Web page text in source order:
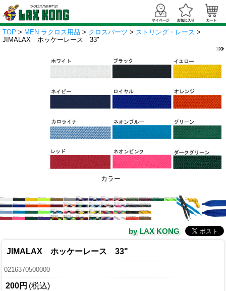
TOP > MEN ラクロス用品 > クロスパーツ > ストリング・レース >
JIMALAX ホッケーレース 33"
カラー
by LAX KONG
JIMALAX ホッケーレース 33"
0216370500000
200円 (税込)